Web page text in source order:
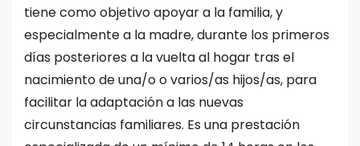
tiene como objetivo apoyar a la familia, y
especialmente a la madre, durante los primeros
días posteriores a la vuelta al hogar tras el
nacimiento de una/o o varios/as hijos/as, para
facilitar la adaptación a las nuevas
circunstancias familiares. Es una prestación